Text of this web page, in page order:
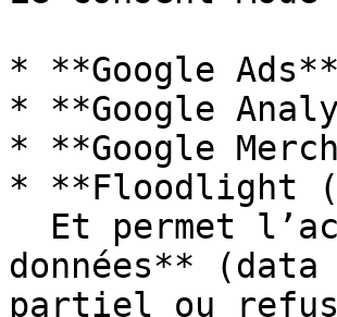
* **Google Ads**
* **Google
* **Google
* **Floodlight
données** (data
partiel ou